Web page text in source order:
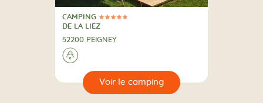
5 Étoiles
CAMPING
CAMPING
DE LA LIEZ
52200 PEIGNEY
A la campagne
🌲